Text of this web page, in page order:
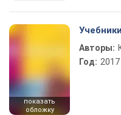
показать
обложку
Авторы:
Год: 2017